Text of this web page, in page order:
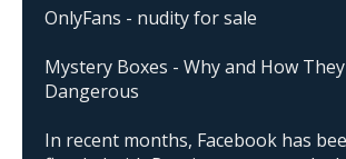
OnlyFans - nudity for sale
Mystery Boxes - Why and How
Dangerous
In recent months, Facebook has